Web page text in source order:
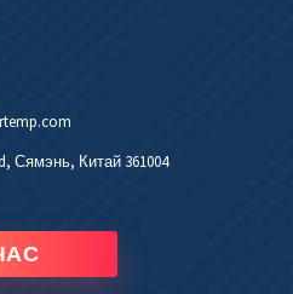
Сямэнь, Китай 361004